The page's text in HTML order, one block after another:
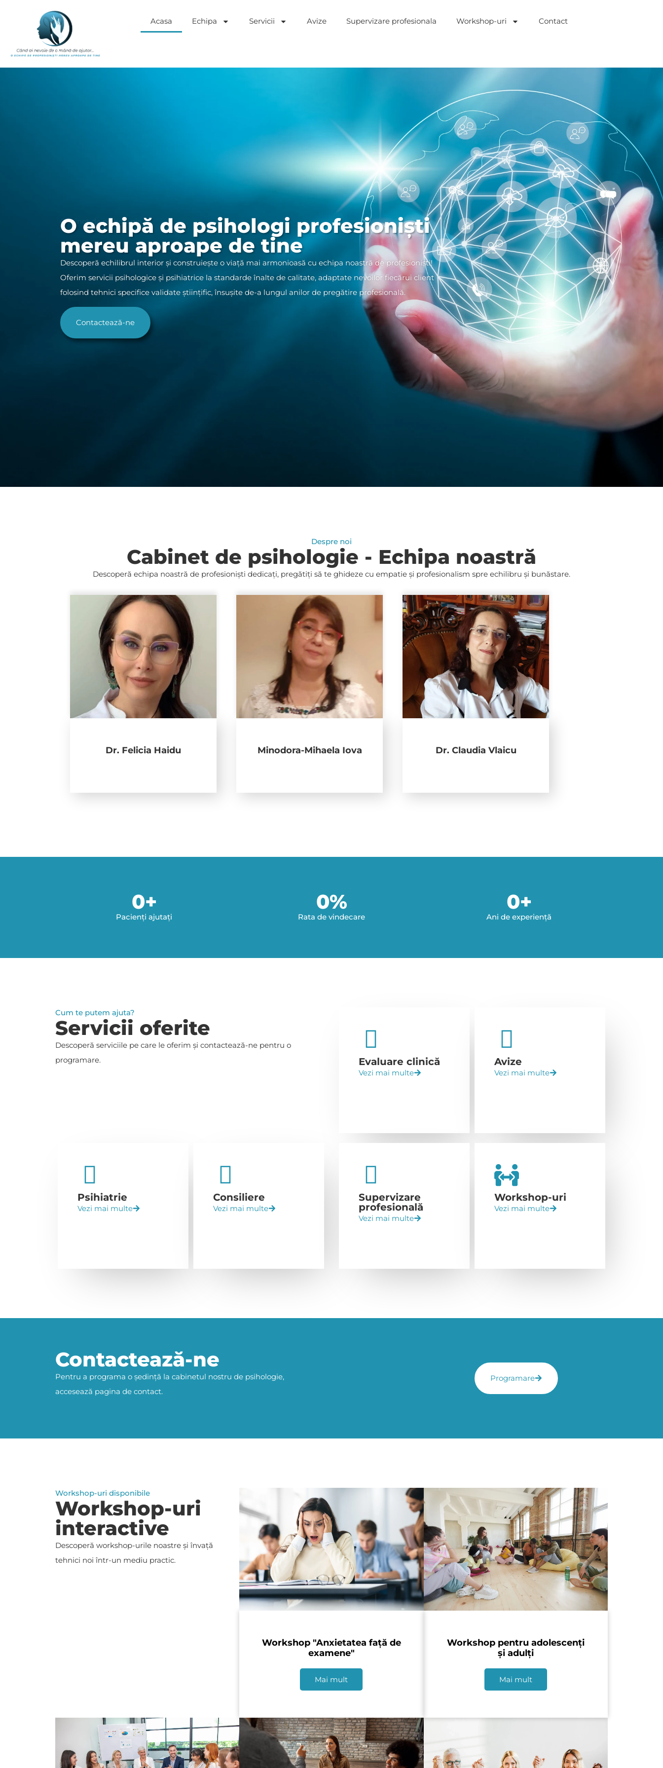
Acasa Echipa Servicii Avize Supervizare profesionala Workshop-uri Contact
Cabinet de psihologie
O echipă de psihologi profesioniști
mereu aproape de tine
Descoperă echilibrul interior și construiește o viață mai armonioasă cu echipa noastră de profesioniști!
Oferim servicii psihologice și psihiatrice la standarde înalte de calitate, adaptate nevoilor fiecărui client
folosind tehnici specifice validate științific, însușite de-a lungul anilor de pregătire profesională. ​
Contactează-ne
Despre noi
Cabinet de psihologie - Echipa noastră
Descoperă echipa noastră de profesioniști dedicați, pregătiți să te ghideze cu empatie și profesionalism spre echilibru și bunăstare.
Dr. Felicia Haidu Minodora-Mihaela Iova Dr. Claudia Vlaicu
Pacienți ajutați
0+
Rata de vindecare
0%
Ani de experiență
0+
Cum te putem ajuta?
Servicii oferite
Descoperă serviciile pe care le oferim și contactează-ne pentru o
programare.
Psihiatrie
Vezi mai multe
Consiliere
Vezi mai multe
Evaluare clinică
Vezi mai multe
Avize
Vezi mai multe
Supervizare
profesională
Vezi mai multe
Workshop-uri
Vezi mai multe
Contactează-ne
Pentru a programa o ședință la cabinetul nostru de psihologie,
accesează pagina de contact.
Programare
Workshop "Anxietatea față de
examene"
Mai mult
Workshop pentru adolescenți
și adulți
Mai mult
Workshop-uri disponibile
Workshop-uri
interactive
Descoperă workshop-urile noastre și învață
tehnici noi într-un mediu practic.